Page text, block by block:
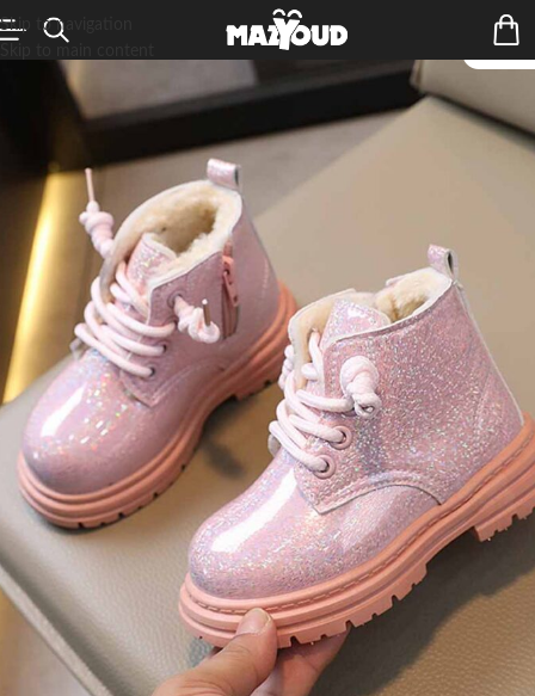
Skip to navigation